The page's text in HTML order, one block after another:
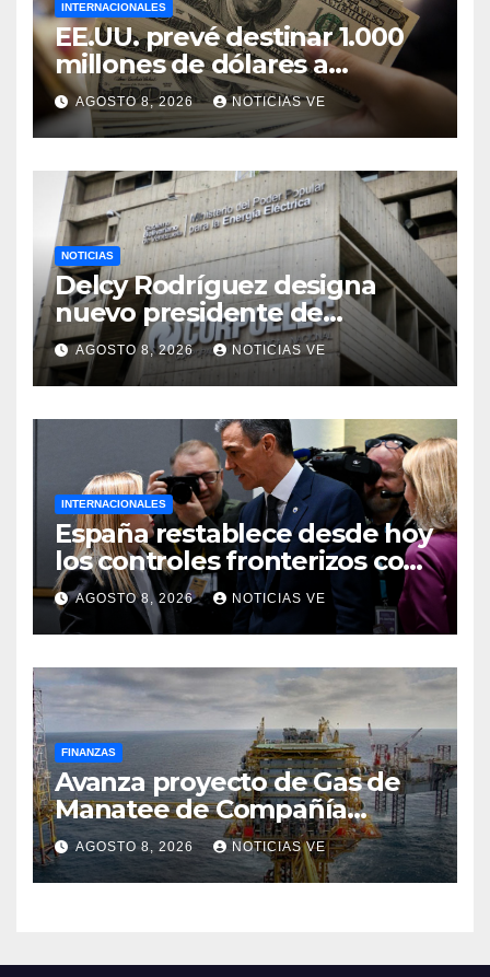
INTERNACIONALES
EE.UU. prevé destinar 1.000
millones de dólares a
Colombia para un paquete
de seguridad
AGOSTO 8, 2026 NOTICIAS VE
NOTICIAS
Delcy Rodríguez designa
nuevo presidente de
Corpoelec y nuevo
viceministro de Servicios
Eléctricos
AGOSTO 8, 2026 NOTICIAS VE
INTERNACIONALES
España restablece desde hoy
los controles fronterizos con
Italia tras el rechazo de Roma
a retirar las restricciones
AGOSTO 8, 2026 NOTICIAS VE
FINANZAS
Avanza proyecto de Gas de
Manatee de Compañía
Nacional de Gas de Trinidad y
Tobago
AGOSTO 8, 2026 NOTICIAS VE